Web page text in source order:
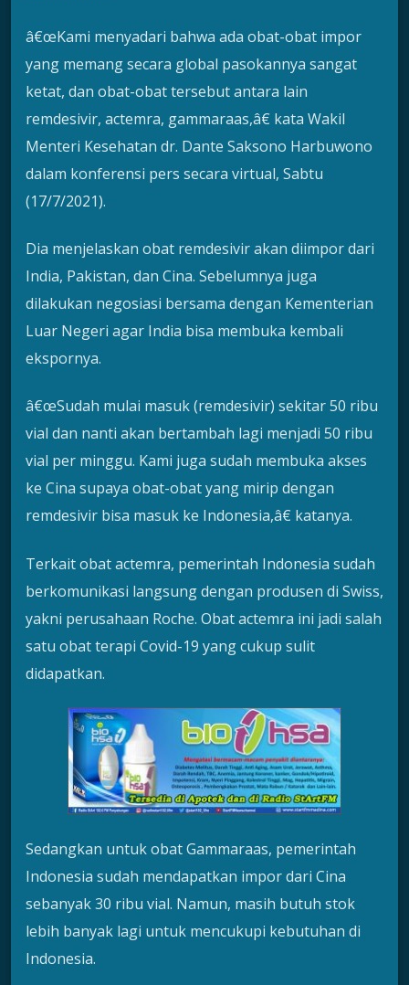
â€œKami menyadari bahwa ada obat-obat impor
yang memang secara global pasokannya sangat
ketat, dan obat-obat tersebut antara lain
remdesivir, actemra, gammaraas,â€ kata Wakil
Menteri Kesehatan dr. Dante Saksono Harbuwono
dalam konferensi pers secara virtual, Sabtu
(17/7/2021).
Dia menjelaskan obat remdesivir akan diimpor dari
India, Pakistan, dan Cina. Sebelumnya juga
dilakukan negosiasi bersama dengan Kementerian
Luar Negeri agar India bisa membuka kembali
ekspornya.
â€œSudah mulai masuk (remdesivir) sekitar 50 ribu
vial dan nanti akan bertambah lagi menjadi 50 ribu
vial per minggu. Kami juga sudah membuka akses
ke Cina supaya obat-obat yang mirip dengan
remdesivir bisa masuk ke Indonesia,â€ katanya.
Terkait obat actemra, pemerintah Indonesia sudah
berkomunikasi langsung dengan produsen di Swiss,
yakni perusahaan Roche. Obat actemra ini jadi salah
satu obat terapi Covid-19 yang cukup sulit
didapatkan.
Sedangkan untuk obat Gammaraas, pemerintah
Indonesia sudah mendapatkan impor dari Cina
sebanyak 30 ribu vial. Namun, masih butuh stok
lebih banyak lagi untuk mencukupi kebutuhan di
Indonesia.